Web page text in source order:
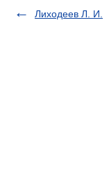
Лиходеев Л. И.